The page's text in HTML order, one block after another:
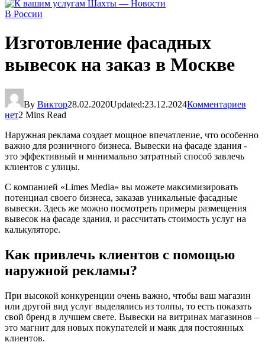
В России
Изготовление фасадных
вывесок на заказ в Москве
By Виктор28.02.2020Updated:23.12.2024Комментариев
нет2 Mins Read
Наружная реклама создает мощное впечатление, что особенно
важно для розничного бизнеса. Вывески на фасаде здания -
это эффективный и минимально затратный способ завлечь
клиентов с улицы.
С компанией «Limes Media» вы можете максимизировать
потенциал своего бизнеса, заказав уникальные фасадные
вывески. Здесь же можно посмотреть примеры размещения
вывесок на фасаде здания, и рассчитать стоимость услуг на
калькуляторе.
Как привлечь клиентов с помощью
наружной рекламы?
При высокой конкуренции очень важно, чтобы ваш магазин
или другой вид услуг выделялись из толпы, то есть показать
свой бренд в лучшем свете. Вывески на витринах магазинов –
это магнит для новых покупателей и маяк для постоянных
клиентов.